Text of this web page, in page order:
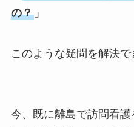
の？」
このような疑問を解決で
今、既に離島で訪問看